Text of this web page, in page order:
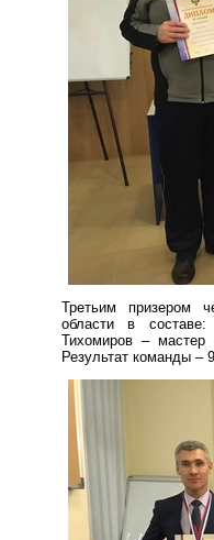
Третьим призером
области в
Тихомиров – мастер
Результат команды –